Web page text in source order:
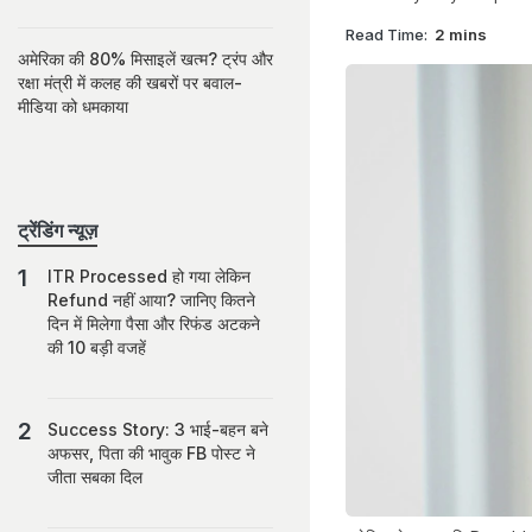
Read Time: 2 mins
अमेरिका की 80% मिसाइलें खत्म? ट्रंप और
रक्षा मंत्री में कलह की खबरों पर बवाल-
मीडिया को धमकाया
ट्रेंडिंग न्यूज़
ITR Processed हो गया लेकिन
Refund नहीं आया? जानिए कितने
दिन में मिलेगा पैसा और रिफंड अटकने
की 10 बड़ी वजहें
Success Story: 3 भाई-बहन बने
अफसर, पिता की भावुक FB पोस्ट ने
जीता सबका द‍िल